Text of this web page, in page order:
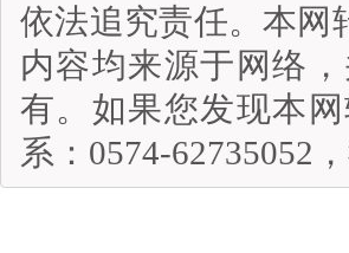
依法追究责任。本网
内容均来源于网络
有。如果您发现本
系：0574-62735052